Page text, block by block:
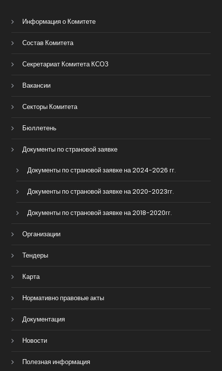
Информация о Комитете
Состав Комитета
Секретариат Комитета КСОЗ
Вакансии
Секторы Комитета
Бюллетень
Документы по страновой заявке
Документы по страновой заявке на 2024-2026 гг.
Документы по страновой заявке на 2020-2023гг.
Документы по страновой заявке на 2018-2020гг.
Организации
Тендеры
Карта
Нормативно правовые акты
Документация
Новости
Полезная информация